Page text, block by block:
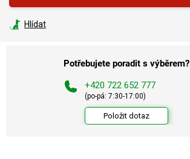
Hlídat
Potřebujete poradit s výběrem?
+420 722 652 777
(po-pá: 7:30-17:00)
Položit dotaz